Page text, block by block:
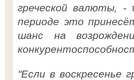
греческой валюты, -
периоде это
шанс на
"Если в воскресенье